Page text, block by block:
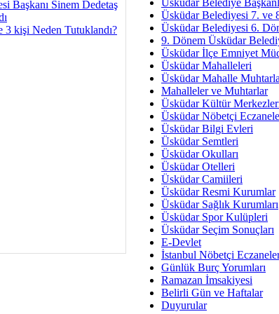
Başkanı Sinem Dedetaş
3 kişi Neden Tutuklandı?
İmar Sorunlarının Genel
Arakan
Bayramın
Ruhsal
Üsküdar
Üsküdar Belediye
Üsküdar Belediyesi 7. ve
Üsküdar Belediyesi 6.
9. Dönem Üsküdar
Üsküdar İlçe Emniyet
Üsküdar Mahalleleri
Üsküdar Mahalle
Mahalleler ve Muhtarlar
Üsküdar Kültür
Üsküdar Nöbetçi
Üsküdar Bilgi Evleri
Üsküdar Semtleri
Üsküdar Okulları
Üsküdar Otelleri
Üsküdar Camiileri
Üsküdar Resmi Kurumlar
Üsküdar Sağlık Kurumları
Üsküdar Spor Kulüpleri
Üsküdar Seçim Sonuçları
E-Devlet
İstanbul Nöbetçi
Günlük Burç Yorumları
Ramazan İmsakiyesi
Belirli Gün ve Haftalar
Duyurular